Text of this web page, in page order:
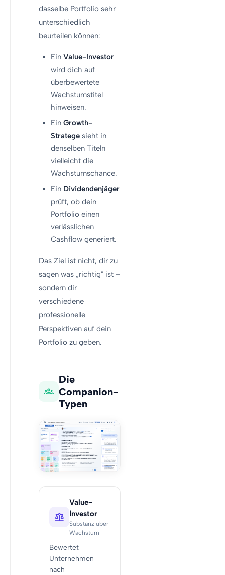
dasselbe Portfolio sehr
unterschiedlich
beurteilen können:
Ein Value-Investor
wird dich auf
überbewertete
Wachstumstitel
hinweisen.
Ein Growth-
Stratege sieht in
denselben Titeln
vielleicht die
Wachstumschance.
Ein Dividendenjäger
prüft, ob dein
Portfolio einen
verlässlichen
Cashflow generiert.
Das Ziel ist nicht, dir zu
sagen was „richtig" ist –
sondern dir
verschiedene
professionelle
Perspektiven auf dein
Portfolio zu geben.
Die
Companion-
Typen
Value-
Investor
Substanz über
Wachstum
Bewertet
Unternehmen
nach